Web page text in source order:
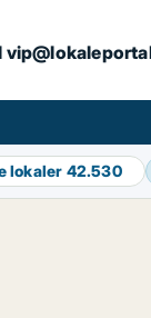
lokaler 42.530